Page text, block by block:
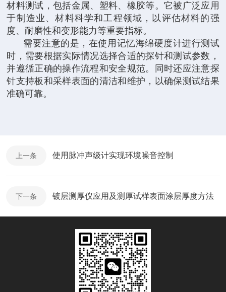
材料测试，包括金属、塑料、橡胶等。它被广泛应用
于制造业、材料科学和工程领域，以评估材料的强
度、耐磨性和变形能力等重要指标。
需要注意的是，在使用记忆海绵硬度计进行测试
时，需要根据实际情况选择合适的探针和测试参数，
并遵循正确的操作流程和安全规范。同时还应注意探
针支持板和采样表面的清洁和维护，以确保测试结果
准确可靠。
上一条 使用脉冲声级计实现环境噪音控制
下一条 镀层测厚仪应用及测厚试样表面涂层厚度方法